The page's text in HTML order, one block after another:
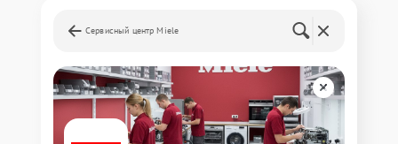
Сервисный центр Miele